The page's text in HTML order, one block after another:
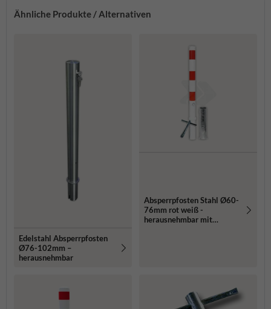
Ähnliche Produkte / Alternativen
Edelstahl Absperrpfosten
Ø76-102mm –
herausnehmbar
Absperrpfosten Stahl Ø60-
76mm rot weiß -
herausnehmbar mit